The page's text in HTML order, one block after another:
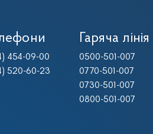
454-09-00
520-60-23
Гаряча лінія
0500-501-007
0770-501-007
0730-501-007
0800-501-007